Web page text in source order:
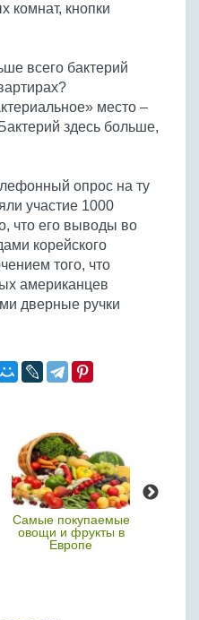
комнат, кнопки
всего бактерий
место –
здесь больше,
опрос на ту
участие 1000
что его выводы во
корейского
того, что
американцев
дверные ручки
Самые покупаемые
овощи и фрукты в
Европе